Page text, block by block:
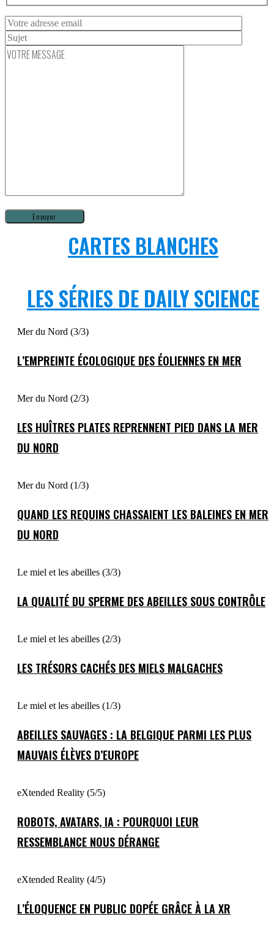
CARTES BLANCHES
LES SÉRIES DE DAILY SCIENCE
Mer du Nord (3/3)
L’EMPREINTE ÉCOLOGIQUE DES ÉOLIENNES EN MER
Mer du Nord (2/3)
LES HUÎTRES PLATES REPRENNENT PIED DANS LA MER
DU NORD
Mer du Nord (1/3)
QUAND LES REQUINS CHASSAIENT LES BALEINES EN MER
DU NORD
Le miel et les abeilles (3/3)
LA QUALITÉ DU SPERME DES ABEILLES SOUS CONTRÔLE
Le miel et les abeilles (2/3)
LES TRÉSORS CACHÉS DES MIELS MALGACHES
Le miel et les abeilles (1/3)
ABEILLES SAUVAGES : LA BELGIQUE PARMI LES PLUS
MAUVAIS ÉLÈVES D’EUROPE
eXtended Reality (5/5)
ROBOTS, AVATARS, IA : POURQUOI LEUR
RESSEMBLANCE NOUS DÉRANGE
eXtended Reality (4/5)
L’ÉLOQUENCE EN PUBLIC DOPÉE GRÂCE À LA XR